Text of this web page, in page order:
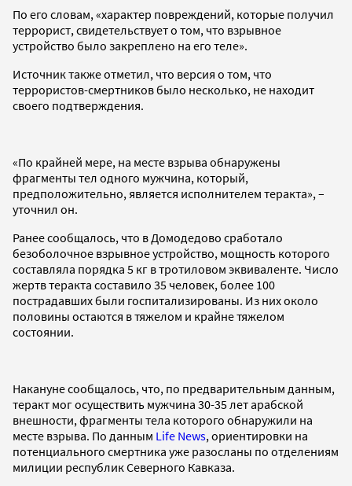
По его словам, «характер повреждений, которые получил
террорист, свидетельствует о том, что взрывное
устройство было закреплено на его теле».
Источник также отметил, что версия о том, что
террористов-смертников было несколько, не находит
своего подтверждения.
«По крайней мере, на месте взрыва обнаружены
фрагменты тел одного мужчина, который,
предположительно, является исполнителем теракта», –
уточнил он.
Ранее сообщалось, что в Домодедово сработало
безоболочное взрывное устройство, мощность которого
составляла порядка 5 кг в тротиловом эквиваленте. Число
жертв теракта составило 35 человек, более 100
пострадавших были госпитализированы. Из них около
половины остаются в тяжелом и крайне тяжелом
состоянии.
Накануне сообщалось, что, по предварительным данным,
теракт мог осуществить мужчина 30-35 лет арабской
внешности, фрагменты тела которого обнаружили на
месте взрыва. По данным Life News, ориентировки на
потенциального смертника уже разосланы по отделениям
милиции республик Северного Кавказа.